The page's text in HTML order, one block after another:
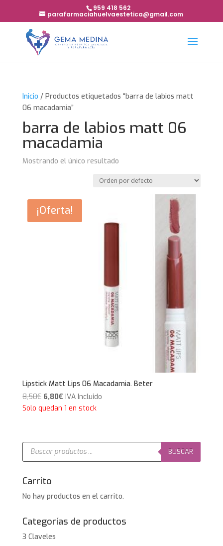
959 418 562
parafarmaciahuelvaestetica@gmail.com
Inicio / Productos etiquetados “barra de labios matt
06 macadamia”
barra de labios matt 06
macadamia
Mostrando el único resultado
¡Oferta!
Lipstick Matt Lips 06 Macadamia. Beter
8,50€ El
precio
8,50€.
6,80€El
precio
6,80€.
IVA Incluido
Solo quedan 1 en stock
Búsqueda
productos
BUSCAR
Carrito
No hay productos en el carrito.
Categorías de productos
3 Claveles